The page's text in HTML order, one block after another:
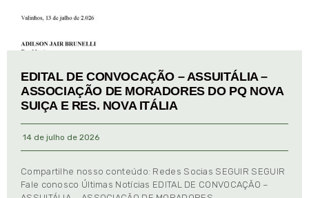
EDITAL DE CONVOCAÇÃO – ASSUITÁLIA –
ASSOCIAÇÃO DE MORADORES DO PQ NOVA
SUIÇA E RES. NOVA ITÁLIA
14 de julho de 2026
Compartilhe nosso conteúdo: Redes Socias SEGUIR SEGUIR
Fale conosco Últimas Notícias EDITAL DE CONVOCAÇÃO –